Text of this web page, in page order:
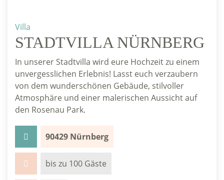
Villa
STADTVILLA NÜRNBERG
In unserer Stadtvilla wird eure Hochzeit zu einem
unvergesslichen Erlebnis! Lasst euch verzaubern
von dem wunderschönen Gebäude, stilvoller
Atmosphäre und einer malerischen Aussicht auf
den Rosenau Park.
90429 Nürnberg
bis zu 100 Gäste